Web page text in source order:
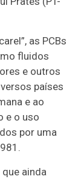
as PCBs
fluidos
e outros
países
e ao
e o uso
por uma
ainda